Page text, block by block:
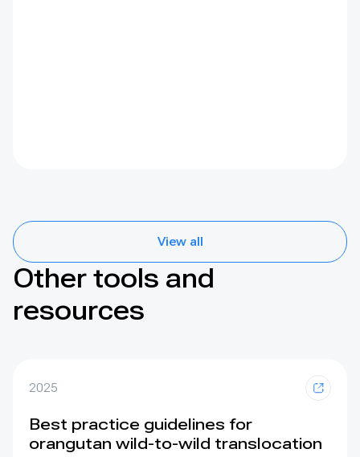
View all
Other tools and
resources
2025
Best practice guidelines for
orangutan wild-to-wild translocation